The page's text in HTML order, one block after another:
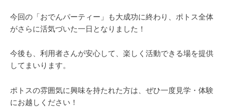
今回の「おでんパーティー」も大成功に終わり、ポトス全体
がさらに活気づいた一日となりました！
今後も、利用者さんが安心して、楽しく活動できる場を提供
してまいります。
ポトスの雰囲気に興味を持たれた方は、ぜひ一度見学・体験
にお越しください！